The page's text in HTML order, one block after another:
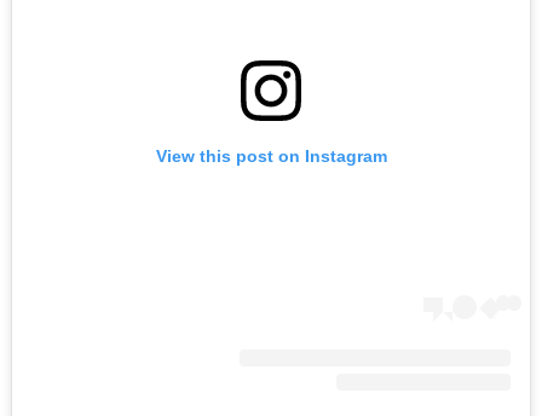
View this post on Instagram